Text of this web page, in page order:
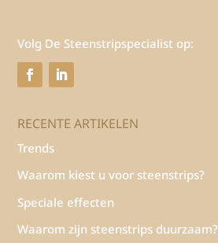
Volg De Steenstripspecialist op:
RECENTE ARTIKELEN
Trends
Waarom kiest u voor steenstrips?
Speciale effecten
Waarom zijn steenstrips duurzaam?